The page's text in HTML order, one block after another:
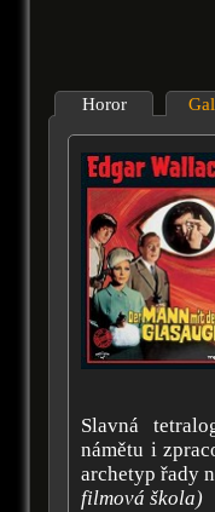
Horor
Slavná
námětu i
archetyp řady
filmová škola)